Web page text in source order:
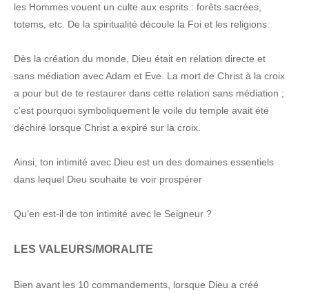
les Hommes vouent un culte aux esprits : forêts sacrées,
totems, etc. De la spiritualité découle la Foi et les religions.
Dès la création du monde, Dieu était en relation directe et
sans médiation avec Adam et Eve. La mort de Christ à la croix
a pour but de te restaurer dans cette relation sans médiation ;
c’est pourquoi symboliquement le voile du temple avait été
déchiré lorsque Christ a expiré sur la croix.
Ainsi, ton intimité avec Dieu est un des domaines essentiels
dans lequel Dieu souhaite te voir prospérer
Qu’en est-il de ton intimité avec le Seigneur ?
LES VALEURS/MORALITE
Bien avant les 10 commandements, lorsque Dieu a créé